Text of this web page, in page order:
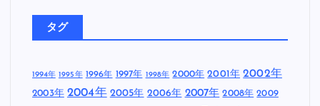
タグ
1994年 1995年 1996年 1997年 1998年 2000年 2001年 2002年
2003年 2004年 2005年 2006年 2007年 2008年 2009